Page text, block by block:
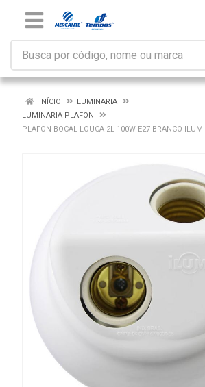
INÍCIO
LUMINARIA
LUMINARIA PLAFON
PLAFON BOCAL LOUCA 2L 100W E27 BRANCO ILUMI